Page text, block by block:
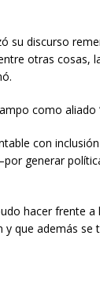
su discurso
otras cosas,
como aliado
con
generar
hacer frente a
que además se